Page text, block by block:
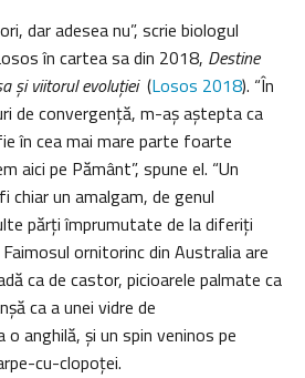
dar adesea nu”, scrie biologul
în cartea sa din 2018, Destine
și viitorul evoluției (Losos 2018). “În
de convergență, m-aș aștepta ca
în cea mai mare parte foarte
aici pe Pământ”, spune el. “Un
un amalgam, de genul
părți împrumutate de la diferiți
ornitorinc din Australia are
ca de castor, picioarele palmate ca
ca a unei vidre de
anghilă, și un spin veninos pe
cu-clopoței.